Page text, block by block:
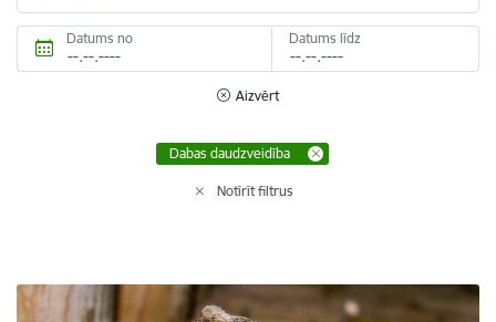
Datums no Datums līdz
Aizvērt
Dabas daudzveidība
Notīrīt filtrus